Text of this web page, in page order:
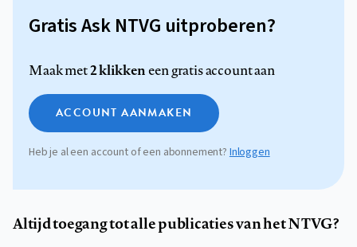
Gratis Ask NTVG uitproberen?
Maak met2 klikkeneen gratis account aan
ACCOUNT AANMAKEN
Heb je al een account of een abonnement?Inloggen
Altijd toegang tot alle publicaties van het NTVG?